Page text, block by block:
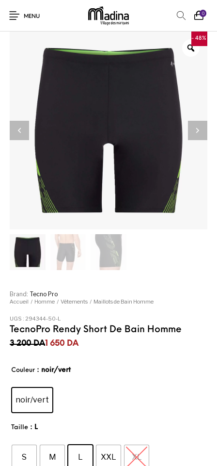
MENU
0
- 48%
Accueil / Homme / Vêtements / Maillots de Bain Homme
TecnoPro Rendy Short De Bain Homme
3 200 DA
Le prix initial était : 3 200DA.
1 650 DA
Le prix actuel est : 1 650DA.
Couleur : noir/vert
noir/vert
Taille : L
S M L XXL XL
UGS : 294344-50-L
Brand: Tecno Pro